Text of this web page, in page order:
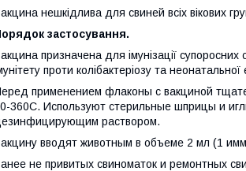
нешкідлива для свиней всіх вікових
застосування.
призначена для імунізації
проти колібактеріозу та
применением флаконы с вакциной
360С. Используют стерильные шприцы и
раствором.
вводят животным в объеме 2 мл (1
не привитых свиноматок и ремонтных